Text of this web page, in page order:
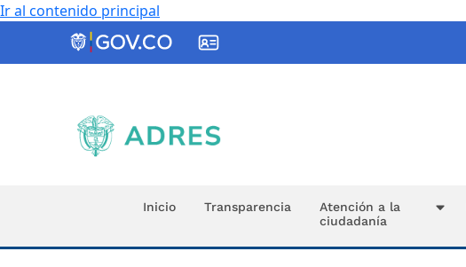
Ir al contenido principal
ADRES
Inicio Transparencia
Atención a la
ciudadanía